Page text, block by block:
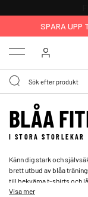
SPARA UPP
Menu
BLÅA
I STORA STORLEKAR
Känn dig stark och
brett utbud av blåa
till bekväma t-shirts och
träningskläder med fickor
Visa mer